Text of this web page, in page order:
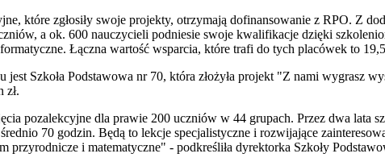
które zgłosiły swoje projekty, otrzymają dofinansowanie z RPO. Z
a ok. 600 nauczycieli podniesie swoje kwalifikacje dzięki
Łączna wartość wsparcia, które trafi do tych placówek to
jest Szkoła Podstawowa nr 70, która złożyła projekt "Z nami wygrasz
zł.
pozalekcyjne dla prawie 200 uczniów w 44 grupach. Przez dwa lata
70 godzin. Będą to lekcje specjalistyczne i rozwijające
przyrodnicze i matematyczne" - podkreśliła dyrektorka Szkoły